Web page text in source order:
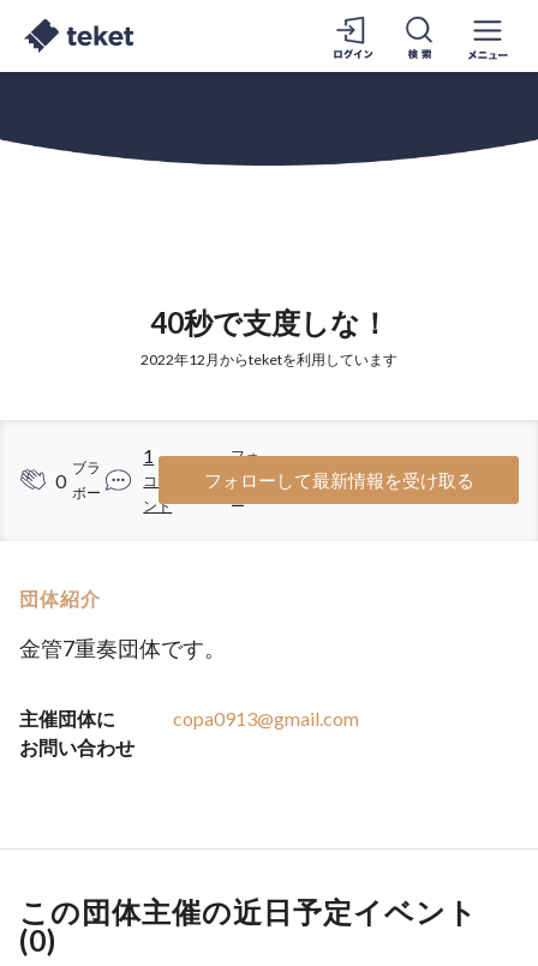
40秒で支度しな！
2022年12月からteketを利用しています
0
ブラ
ボー
1
コメ
ント
7
フォ
ロワ
ー
フォローして最新情報を受け取る
団体紹介
金管7重奏団体です。
主催団体に
お問い合わせ
copa0913@gmail.com
この団体主催の近日予定イベント
(0)